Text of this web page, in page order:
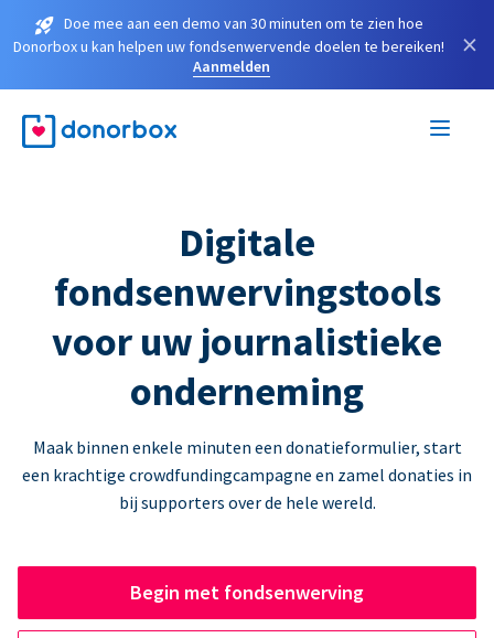
Doe mee aan een demo van 30 minuten om te zien hoe
Donorbox u kan helpen uw fondsenwervende doelen te bereiken!
Aanmelden
×
Digitale
fondsenwervingstools
voor uw journalistieke
onderneming
Maak binnen enkele minuten een donatieformulier, start
een krachtige crowdfundingcampagne en zamel donaties in
bij supporters over de hele wereld.
Begin met fondsenwerving